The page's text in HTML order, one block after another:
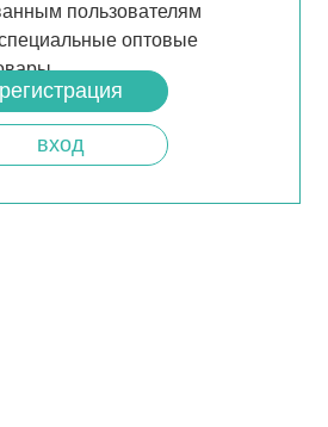
пользователям
оптовые
регистрация
вход